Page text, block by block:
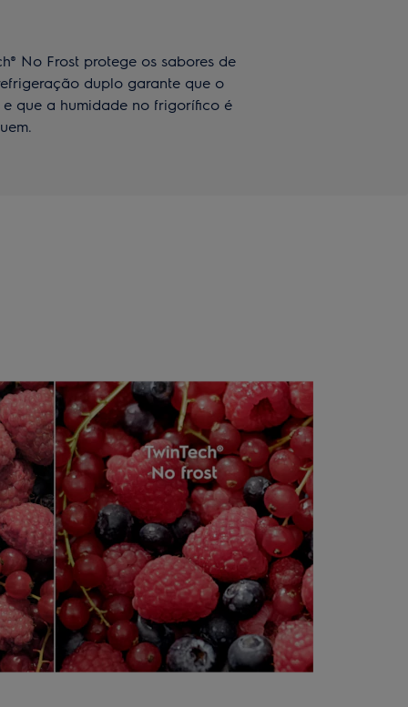
No Frost protege os sabores de
duplo garante que o
que a humidade no frigorífico é